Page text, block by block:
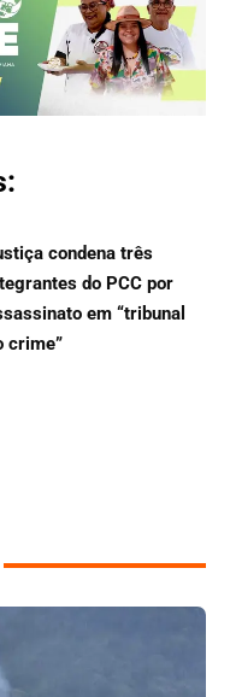
condena três
do PCC por
em “tribunal
crime”